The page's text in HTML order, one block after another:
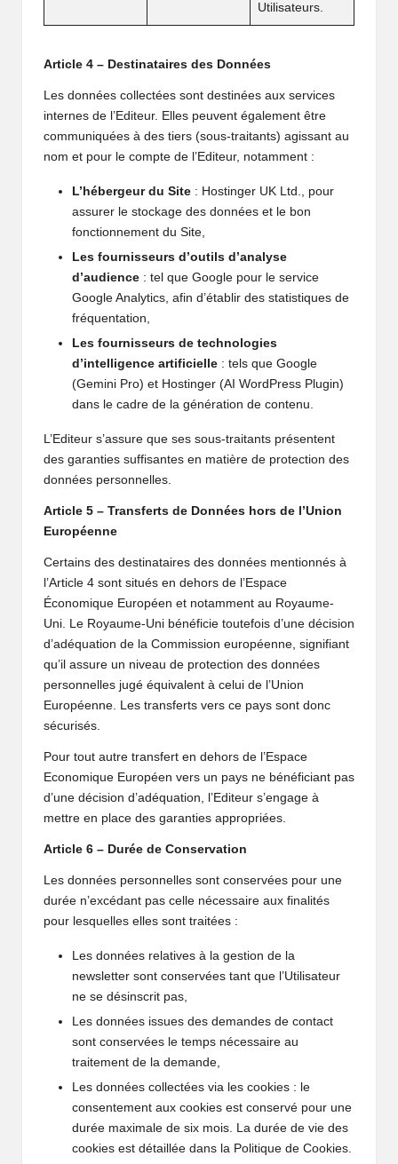
Utilisateurs.
Article 4 – Destinataires des Données
Les données collectées sont destinées aux services
internes de l’Editeur. Elles peuvent également être
communiquées à des tiers (sous-traitants) agissant au
nom et pour le compte de l’Editeur, notamment :
L’hébergeur du Site : Hostinger UK Ltd., pour
assurer le stockage des données et le bon
fonctionnement du Site,
Les fournisseurs d’outils d’analyse
d’audience : tel que Google pour le service
Google Analytics, afin d’établir des statistiques de
fréquentation,
Les fournisseurs de technologies
d’intelligence artificielle : tels que Google
(Gemini Pro) et Hostinger (AI WordPress Plugin)
dans le cadre de la génération de contenu.
L’Editeur s’assure que ses sous-traitants présentent
des garanties suffisantes en matière de protection des
données personnelles.
Article 5 – Transferts de Données hors de l’Union
Européenne
Certains des destinataires des données mentionnés à
l’Article 4 sont situés en dehors de l’Espace
Économique Européen et notamment au Royaume-
Uni. Le Royaume-Uni bénéficie toutefois d’une décision
d’adéquation de la Commission européenne, signifiant
qu’il assure un niveau de protection des données
personnelles jugé équivalent à celui de l’Union
Européenne. Les transferts vers ce pays sont donc
sécurisés.
Pour tout autre transfert en dehors de l’Espace
Economique Européen vers un pays ne bénéficiant pas
d’une décision d’adéquation, l’Editeur s’engage à
mettre en place des garanties appropriées.
Article 6 – Durée de Conservation
Les données personnelles sont conservées pour une
durée n’excédant pas celle nécessaire aux finalités
pour lesquelles elles sont traitées :
Les données relatives à la gestion de la
newsletter sont conservées tant que l’Utilisateur
ne se désinscrit pas,
Les données issues des demandes de contact
sont conservées le temps nécessaire au
traitement de la demande,
Les données collectées via les cookies : le
consentement aux cookies est conservé pour une
durée maximale de six mois. La durée de vie des
cookies est détaillée dans la Politique de Cookies.